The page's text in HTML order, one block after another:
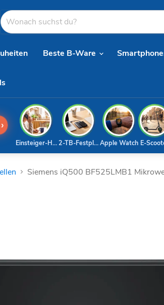
Beste B-Ware
›
E-
Apple Watch
2-TB-Festplatte
Einsteiger-Handy
Siemens iQ500 BF525LMB1